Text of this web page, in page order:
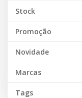
Stock
Promoção
Novidade
Marcas
Tags